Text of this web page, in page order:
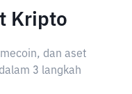
Kripto
dan aset
3 langkah